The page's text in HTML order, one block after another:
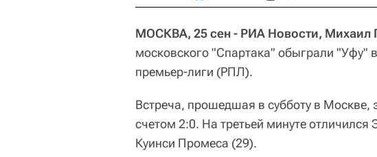
МОСКВА, 25 сен - РИА Новости, Михаил
московского "Спартака" обыграли "Уфу"
премьер-лиги (РПЛ).
Встреча, прошедшая в субботу в Москве,
счетом 2:0. На третьей минуте отличился
Куинси Промеса (29).